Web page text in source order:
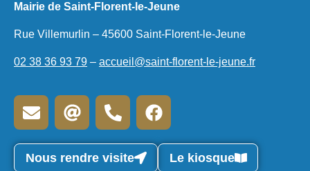
Mairie de Saint-Florent-le-Jeune
Rue Villemurlin – 45600 Saint-Florent-le-Jeune
02 38 36 93 79 – accueil@saint-florent-le-jeune.fr
Nous rendre visite Le kiosque